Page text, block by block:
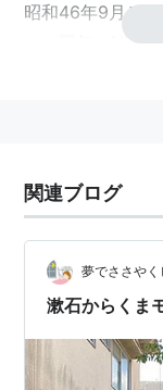
昭和46年9月テ
ー。翌年、NTV
amazon:八代
本名 増田 明
出身地 熊本県八
血液型 B型
星座 乙女座
身長 １６２cm
関連ブログ
夢でささやく
漱石からくま